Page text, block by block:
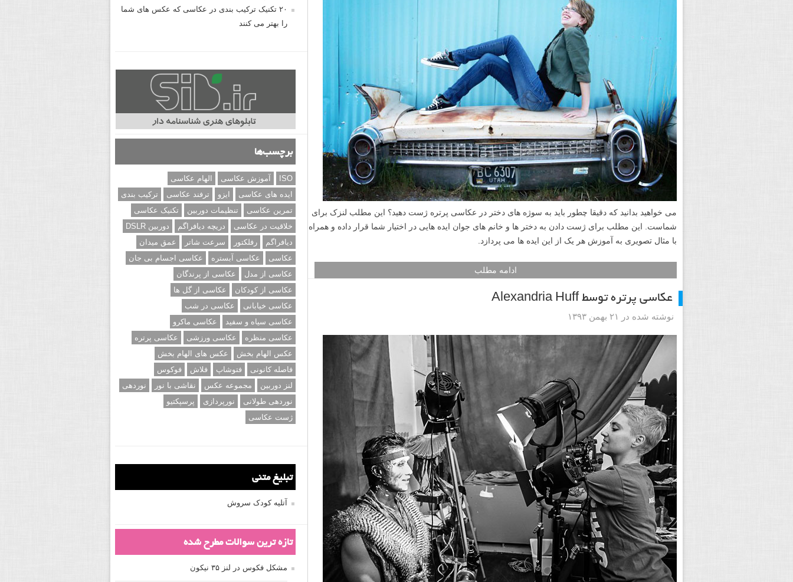
می خواهید بدانید که دقیقا چطور باید به سوژه های پسر در عکاسی پرتره ژست دهید؟ این مطلب لنزک برای
شماست. این مطلب برای ژست دادن به پسر ها، از سن مدرسه گرفته تا بزرگسال، ایده هایی در اختیار شما
قرار داده و همراه با مثال تصویری به آموزش هر یک از این ایده ها می پردازد.
ادامه مطلب
آموزش ژست های عکاسی دخترانه
نوشته شده در ۴ مهر ۱۳۹۴
می خواهید بدانید که دقیقا چطور باید به سوژه های دختر در عکاسی پرتره ژست دهید؟ این مطلب لنزک برای
شماست. این مطلب برای ژست دادن به دختر ها و خانم های جوان ایده هایی در اختیار شما قرار داده و همراه
با مثال تصویری به آموزش هر یک از این ایده ها می پردازد.
ادامه مطلب
عکاسی پرتره توسط Alexandria Huff
نوشته شده در ۲۱ بهمن ۱۳۹۳
۲۰ تکنیک ترکیب بندی در عکاسی که عکس های شما
را بهتر می کنند
برچسب‌ها
ISO آموزش عکاسی
الهام عکاسی
ایده های عکاسی
ایزو ترفند عکاسی
ترکیب بندی
تمرین عکاسی
تنظیمات دوربین
تکنیک عکاسی
خلاقیت در عکاسی
دریچه دیافراگم
دوربین DSLR
دیافراگم
رفلکتور سرعت شاتر
عمق میدان
عکاسی
عکاسی آبستره
عکاسی اجسام بی جان
عکاسی از مدل
عکاسی از پرندگان
عکاسی از کودکان
عکاسی از گل ها
عکاسی خیابانی
عکاسی در شب
عکاسی سیاه و سفید
عکاسی ماکرو
عکاسی منظره
عکاسی ورزشی
عکاسی پرتره
عکس الهام بخش
عکس های الهام بخش
فاصله کانونی
فتوشاپ فلاش
فوکوس
لنز دوربین
مجموعه عکس نقاشی با نور
نوردهی
نوردهی طولانی
نورپردازی
پرسپکتیو
ژست عکاسی
تبلیغ متنی
آتلیه کودک سروش
تازه ترین سوالات مطرح شده
مشکل فکوس در لنز ۳۵ نیکون